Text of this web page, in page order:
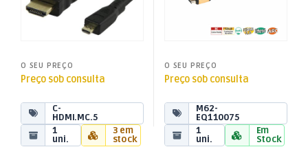
O SEU PREÇO
Preço sob consulta
C-
HDMI.MC.5
1
uni.
3 em
stock
O SEU PREÇO
Preço sob consulta
M62-
EQ110075
1
uni.
Em
Stock